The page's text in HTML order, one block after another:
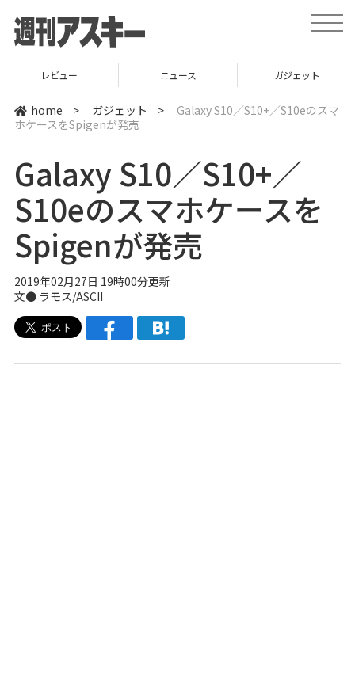
t
o
v
ニュース ガジェット ゲーム
home > ガジェット >
Galaxy S10／S10+／S10eのスマ
ホケースをSpigenが発売
Galaxy S10／S10+／
S10eのスマホケースを
Spigenが発売
2019年02月27日 19時00分更新
文● ラモス/ASCII